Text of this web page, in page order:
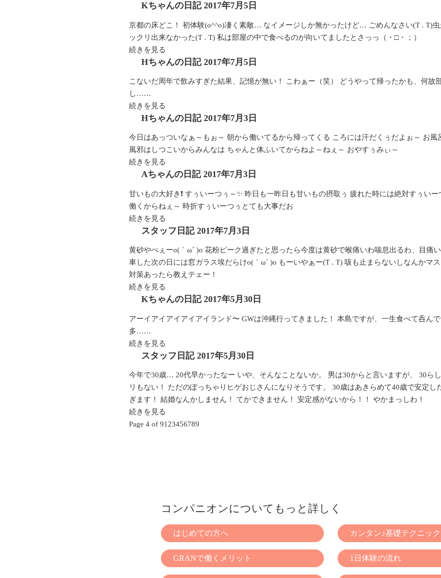
Kちゃんの日記 2017年7月5日
京都の床どこ！ 初体験(o^^o)凄く素敵… なイメージしか無かったけど… ごめんなさい(T . T)
ックリ出来なかった(T . T) 私は部屋の中で食べるのが向いてましたとさっっ（・□・；）
続きを見る
Hちゃんの日記 2017年7月5日
こないだ周年で飲みすぎた結果、記憶が無い！ こわぁー（笑） どうやって帰ったかも、何故
し……
続きを見る
Hちゃんの日記 2017年7月3日
今日はあっついなぁ～もぉ～ 朝から働いてるから帰ってくる ころには汗だくぅだよぉ～ お風
風邪はしつこいからみんなは ちゃんと体ふいてからねよ～ねぇ～ おやすぅみぃ～
続きを見る
Aちゃんの日記 2017年7月3日
甘いもの大好き❗ すぅいーつぅ～✨ 昨日も一昨日も甘いもの摂取ぅ 疲れた時には絶対すぅい
働くからねぇ～ 時折すぅいーつぅとても大事だお
続きを見る
スタッフ日記 2017年7月3日
黄砂やべぇーo(｀ω´ )o 花粉ピーク過ぎたと思ったら今度は黄砂で喉痛いわ喘息出るわ、目痛
車した次の日には窓ガラス埃だらけo(｀ω´ )o もーいやぁー(T . T) 咳も止まらないしなんかマ
対策あったら教えテェー！
続きを見る
Kちゃんの日記 2017年5月30日
アーイアイアイアイアイランド〜 GWは沖縄行ってきました！ 本島ですが、一生食べて呑ん
多……
続きを見る
スタッフ日記 2017年5月30日
今年で30歳… 20代早かったなー いや、そんなことないか。 男は30からと言いますが、 30ら
リもない！ ただのぽっちゃりヒゲおじさんになりそうです。 30歳はあきらめて40歳で安定し
ぎます！ 結婚なんかしません！ てかできません！ 安定感がないから！！ やかまっしわ！
続きを見る
Page 4 of 91 23456789
コンパニオンについてもっと詳しく
はじめての方へ カンタン♪基礎テクニック
GRANで働くメリット 1日体験の流れ